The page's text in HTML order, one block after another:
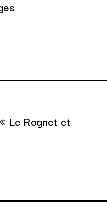
Le Rognet et